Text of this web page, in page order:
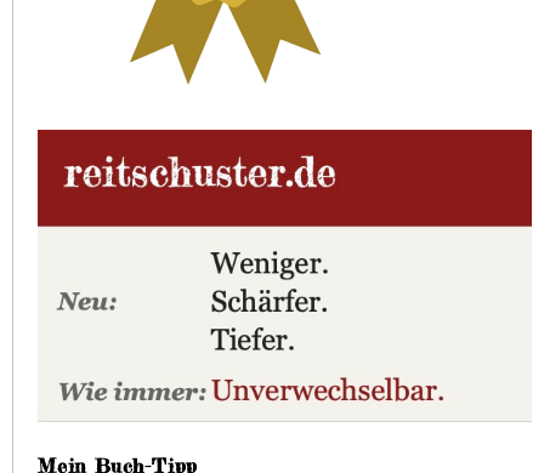
Mein Buch-Tipp